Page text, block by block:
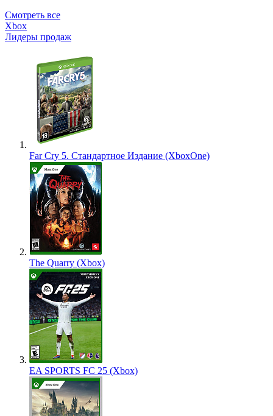
Смотреть все
Xbox
Лидеры продаж
Far Cry 5. Стандартное Издание (XboxOne)
The Quarry (Xbox)
EA SPORTS FC 25 (Xbox)